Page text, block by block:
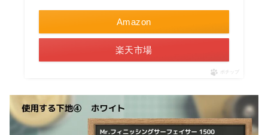
Amazon
楽天市場
ポチップ